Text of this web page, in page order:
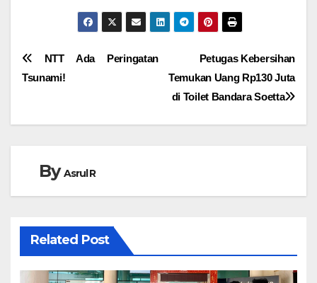
Navigasi
Petugas Kebersihan
Temukan Uang Rp130 Juta
di Toilet Bandara Soetta
NTT Ada Peringatan
Tsunami!
ByAsrul R
Related Post